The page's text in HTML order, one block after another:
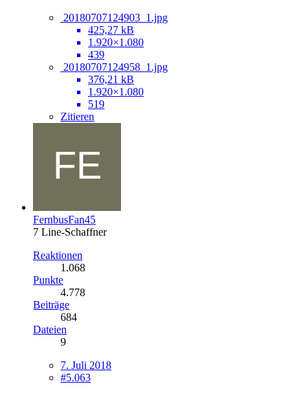
20180707124903_1.jpg
425,27 kB
1.920×1.080
439
20180707124958_1.jpg
376,21 kB
1.920×1.080
519
Zitieren
FernbusFan45
7 Line-Schaffner
Reaktionen
1.068
Punkte
4.778
Beiträge
684
Dateien
9
7. Juli 2018
#5.063